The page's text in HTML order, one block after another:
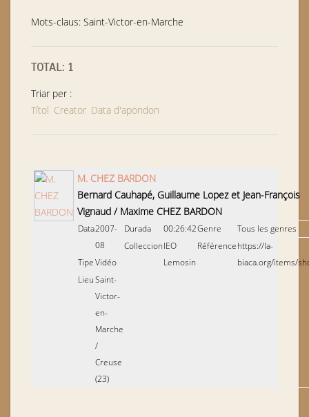
Mots-claus: Saint-Victor-en-Marche
TOTAL: 1
Triar per :
Títol Creator Data d'apondon
M. CHEZ BARDON
Bernard Cauhapé, Guillaume Lopez et Jean-François
Vignaud / Maxime CHEZ BARDON
Data2007-
08
TipeVidéo
LieuSaint-
Victor-
en-
Marche
/
Creuse
(23)
Durada
00:26:42
ColleccionIEO
Lemosin
Genre
Tous les genres
Référencehttps://la-
biaca.org/items/